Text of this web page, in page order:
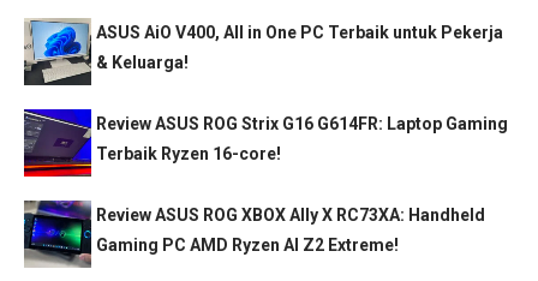
ASUS AiO V400, All in One PC Terbaik untuk Pekerja
& Keluarga!
Review ASUS ROG Strix G16 G614FR: Laptop Gaming
Terbaik Ryzen 16-core!
Review ASUS ROG XBOX Ally X RC73XA: Handheld
Gaming PC AMD Ryzen AI Z2 Extreme!